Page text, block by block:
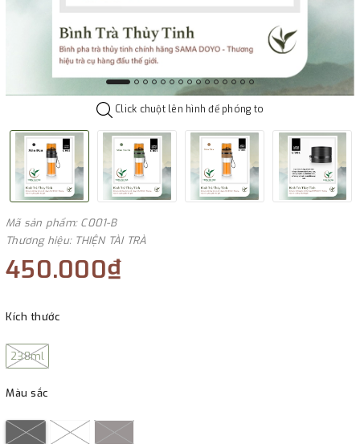
Click chuột lên hình để phóng to
Mã sản phẩm: C001-B
Thương hiệu: THIỆN TÀI TRÀ
450.000₫
Kích thước
238ml
Màu sắc